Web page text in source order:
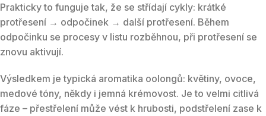
Prakticky to funguje tak, že se střídají cykly: krátké
protřesení → odpočinek → další protřesení. Během
odpočinku se procesy v listu rozběhnou, při protřesení se
znovu aktivují.
Výsledkem je typická aromatika oolongů: květiny, ovoce,
medové tóny, někdy i jemná krémovost. Je to velmi citlivá
fáze – přestřelení může vést k hrubosti, podstřelení zase k